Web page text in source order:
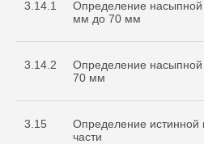
3.14.1
Определение насыпной
мм до 70 мм
3.14.2
Определение насыпной
70 мм
3.15
Определение истинной
части